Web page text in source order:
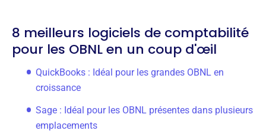
8 meilleurs logiciels de comptabilité
pour les OBNL en un coup d'œil
QuickBooks : Idéal pour les grandes OBNL en
croissance
Sage : Idéal pour les OBNL présentes dans plusieurs
emplacements